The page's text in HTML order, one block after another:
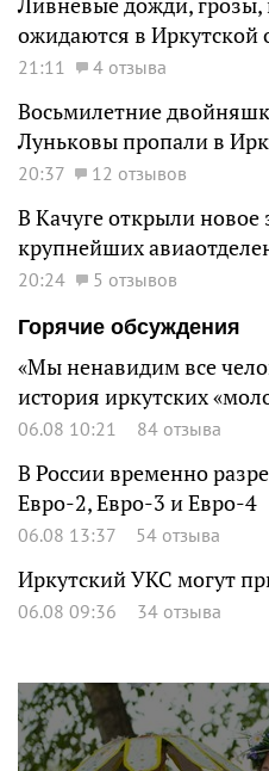
ожидаются в Иркутской
21:11 4 отзыва
Восьмилетние
Луньковы пропали в
20:37 12 отзывов
В Качуге открыли новое
крупнейших
20:24
5 отзывов
Горячие обсуждения
«Мы ненавидим все
история иркутских
06.08 10:21 84 отзыва
В России временно
Евро-2, Евро-3 и Евро-4
06.08 13:37 54 отзыва
Иркутский УКС могут
06.08 09:36 34 отзыва